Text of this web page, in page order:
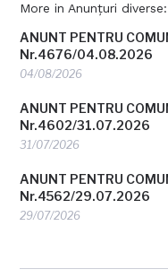
More in Anunțuri diverse:
ANUNT PENTRU
Nr.4676/04.08.2026
04/08/2026
ANUNT PENTRU
Nr.4602/31.07.2026
31/07/2026
ANUNT PENTRU
Nr.4562/29.07.2026
29/07/2026